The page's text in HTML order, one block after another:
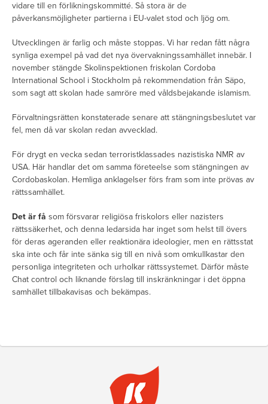
vidare till en förlikningskommitté. Så stora är de
påverkansmöjligheter partierna i EU-valet stod och ljög om.
Utvecklingen är farlig och måste stoppas. Vi har redan fått några
synliga exempel på vad det nya övervakningssamhället innebär. I
november stängde Skolinspektionen friskolan Cordoba
International School i Stockholm på rekommendation från Säpo,
som sagt att skolan hade samröre med våldsbejakande islamism.
Förvaltningsrätten konstaterade senare att stängningsbeslutet var
fel, men då var skolan redan avvecklad.
För drygt en vecka sedan terroristklassades nazistiska NMR av
USA. Här handlar det om samma företeelse som stängningen av
Cordobaskolan. Hemliga anklagelser förs fram som inte prövas av
rättssamhället.
Det är få som försvarar religiösa friskolors eller nazisters
rättssäkerhet, och denna ledarsida har inget som helst till övers
för deras ageranden eller reaktionära ideologier, men en rättsstat
ska inte och får inte sänka sig till en nivå som omkullkastar den
personliga integriteten och urholkar rättssystemet. Därför måste
Chat control och liknande förslag till inskränkningar i det öppna
samhället tillbakavisas och bekämpas.